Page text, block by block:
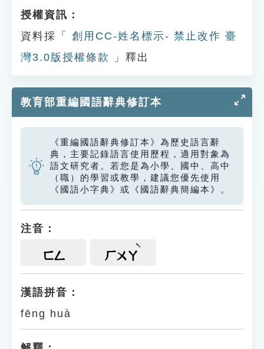
授權資訊：
資料採「
創用CC-姓名標示- 禁止改作 臺
灣3.0版授權條款
」釋出
教育部重編國語辭典修訂本
《重編國語辭典修訂本》為歷史語言辭
典，主要記錄語言使用歷程，適用對象為
語文研究者。若您是為小學、國中、高中
（職）的學習或教學，建議您優先使用
《國語小字典》或《國語辭典簡編本》。
注音：
ㄈㄥ ㄏㄨㄚ
漢語拼音：
fēng huà